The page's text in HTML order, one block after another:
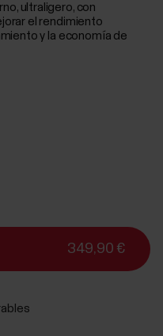
ultraligero, con
el rendimiento
y la economía de
349,90 €